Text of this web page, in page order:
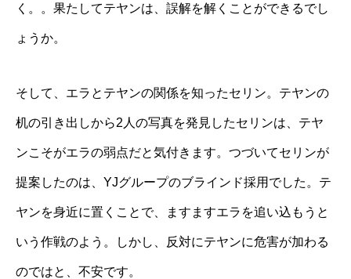
く。。果たしてテヤンは、誤解を解くことができるでし
ょうか。
そして、エラとテヤンの関係を知ったセリン。テヤンの
机の引き出しから2人の写真を発見したセリンは、テヤ
ンこそがエラの弱点だと気付きます。つづいてセリンが
提案したのは、YJグループのブラインド採用でした。テ
ヤンを身近に置くことで、ますますエラを追い込もうと
いう作戦のよう。しかし、反対にテヤンに危害が加わる
のではと、不安です。